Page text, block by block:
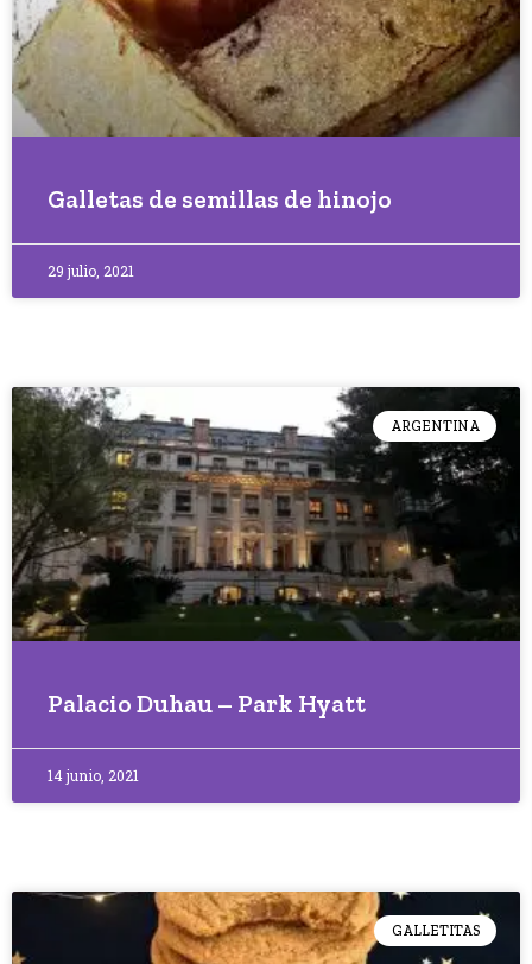
Galletas de semillas de hinojo
29 julio, 2021
ARGENTINA
Palacio Duhau – Park Hyatt
14 junio, 2021
GALLETITAS